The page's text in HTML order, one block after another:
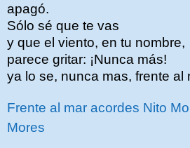
apagó.
Sólo sé que te vas
y que el viento, en tu nombre,
parece gritar: ¡Nunca más!
ya lo se, nunca mas, frente al
Frente al mar acordes Nito
Mores